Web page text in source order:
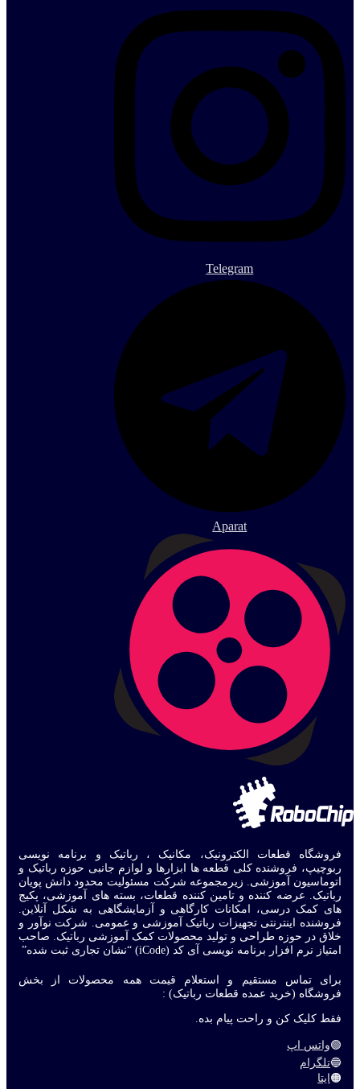
Telegram
Aparat
فروشگاه قطعات الکترونیک، مکانیک ، رباتیک و برنامه نویسی
ربوچیپ، فروشنده کلی قطعه ها ابزارها و لوازم جانبی حوزه رباتیک و
اتوماسیون آموزشی. زیرمجموعه شرکت مسئولیت محدود دانش پویان
رباتیک. عرضه کننده و تامین کننده قطعات، بسته های آموزشی، پکیج
های کمک درسی، امکانات کارگاهی و آزمایشگاهی به شکل آنلاین.
فروشنده اینترنتی تجهیزات رباتیک آموزشی و عمومی. شرکت نوآور و
خلاق در حوزه طراحی و تولید محصولات کمک آموزشی رباتیک. صاحب
امتیاز نرم افزار برنامه نویسی آی کد (iCode) “نشان تجاری ثبت شده”
برای تماس مستقیم و استعلام قیمت همه محصولات از بخش
فروشگاه (خرید عمده قطعات رباتیک) :
فقط کلیک کن و راحت پیام بده.
🟢واتس اپ
🔵تلگرام
🟠 ایتا